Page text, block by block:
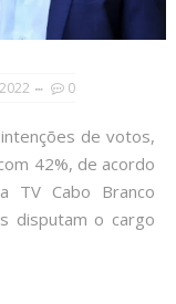
0
de votos,
42%, de acordo
TV Cabo Branco
disputam o cargo